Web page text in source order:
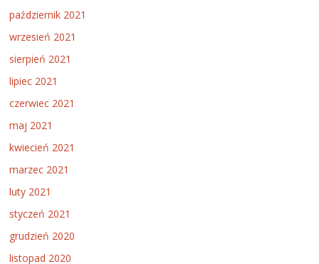
październik 2021
wrzesień 2021
sierpień 2021
lipiec 2021
czerwiec 2021
maj 2021
kwiecień 2021
marzec 2021
luty 2021
styczeń 2021
grudzień 2020
listopad 2020